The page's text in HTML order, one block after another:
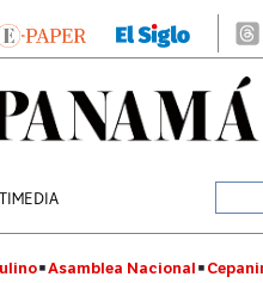
Asamblea Nacional